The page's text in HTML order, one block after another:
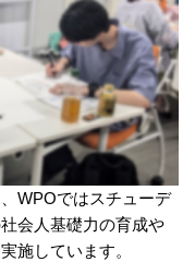
WPOではスチューデ
会人基礎力の育成や
施しています。